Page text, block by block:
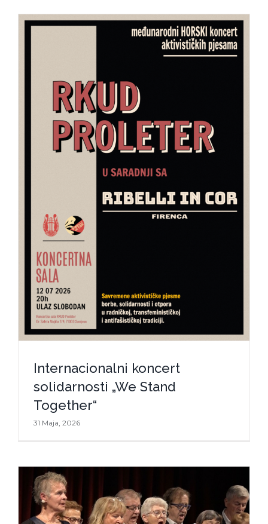
Internacionalni koncert solidarnosti
Internacionalni koncert
solidarnosti „We Stand
Together“
31 Maja, 2026